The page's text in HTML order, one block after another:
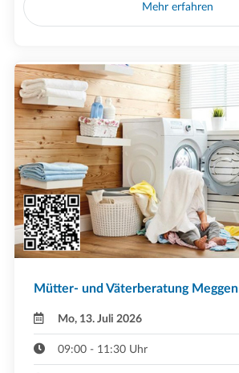
Mehr erfahren
Mütter- und Väterberatung Meggen
Mo, 13. Juli 2026
09:00 - 11:30 Uhr